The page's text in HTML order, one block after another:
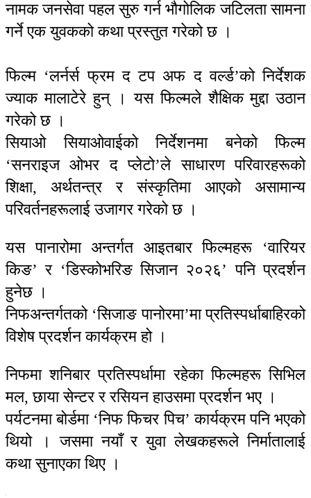
नामक जनसेवा पहल सुरु गर्न भौगोलिक जटिलता सामना
गर्ने एक युवकको कथा प्रस्तुत गरेको छ ।
फिल्म ‘लर्नर्स फ्रम द टप अफ द वर्ल्ड’को निर्देशक
ज्याक मालाटेरे हुन् । यस फिल्मले शैक्षिक मुद्दा उठान
गरेको छ ।
सियाओ सियाओवाईको निर्देशनमा बनेको फिल्म
‘सनराइज ओभर द प्लेटो’ले साधारण परिवारहरूको
शिक्षा, अर्थतन्त्र र संस्कृतिमा आएको असामान्य
परिवर्तनहरूलाई उजागर गरेको छ ।
यस पानारोमा अन्तर्गत आइतबार फिल्महरू ‘वारियर
किङ’ र ‘डिस्कोभरिङ सिजान २०२६’ पनि प्रदर्शन
हुनेछ ।
निफअन्तर्गतको ‘सिजाङ पानोरमा’मा प्रतिस्पर्धाबाहिरको
विशेष प्रदर्शन कार्यक्रम हो ।
निफमा शनिबार प्रतिस्पर्धामा रहेका फिल्महरू सिभिल
मल, छाया सेन्टर र रसियन हाउसमा प्रदर्शन भए ।
पर्यटनमा बोर्डमा ‘निफ फिचर पिच’ कार्यक्रम पनि भएको
थियो । जसमा नयाँ र युवा लेखकहरूले निर्मातालाई
कथा सुनाएका थिए ।